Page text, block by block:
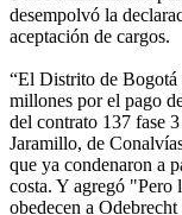
desempolvó la
aceptación de cargos.
“El Distrito de Bogotá
millones por el pago
del contrato 137 fase
Jaramillo, de
que ya condenaron a
costa. Y agregó "Pero
obedecen a